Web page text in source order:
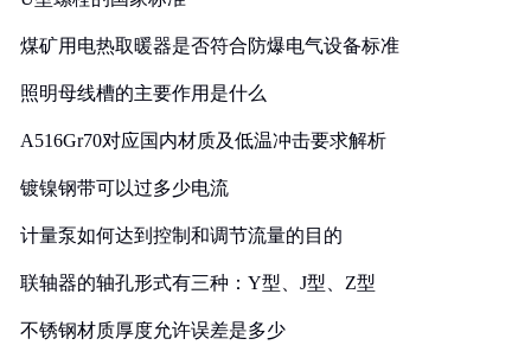
煤矿用电热取暖器是否符合防爆电气设备标准
照明母线槽的主要作用是什么
A516Gr70对应国内材质及低温冲击要求解析
镀镍钢带可以过多少电流
计量泵如何达到控制和调节流量的目的
联轴器的轴孔形式有三种：Y型、J型、Z型
不锈钢材质厚度允许误差是多少